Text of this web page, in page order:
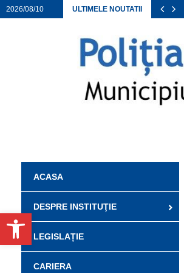
Deschide bara de unelte
2026/08/10 ULTIMELE NOUTATII
APROBATE 2026
ACASA
DESPRE INSTITUŢIE
LEGISLAȚIE
CARIERA